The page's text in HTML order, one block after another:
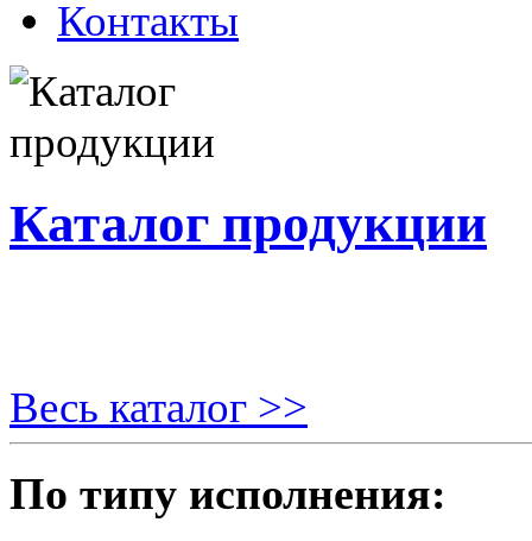
Контакты
Каталог продукции
Весь каталог >>
По типу исполнения: